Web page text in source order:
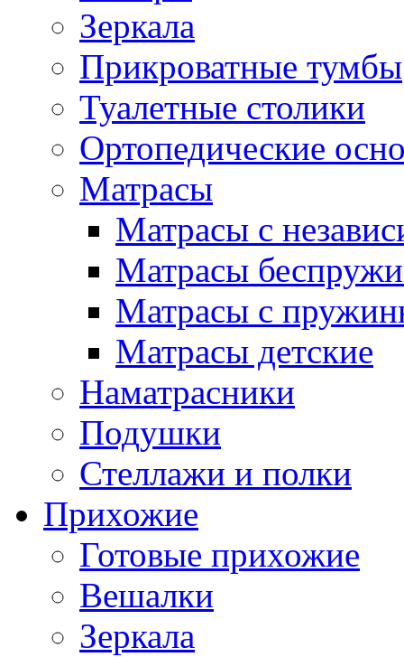
Зеркала
Прикроватные тумбы
Туалетные столики
Ортопедические
Матрасы
Матрасы с
Матрасы
Матрасы с
Матрасы детские
Наматрасники
Подушки
Стеллажи и полки
Прихожие
Готовые прихожие
Вешалки
Зеркала